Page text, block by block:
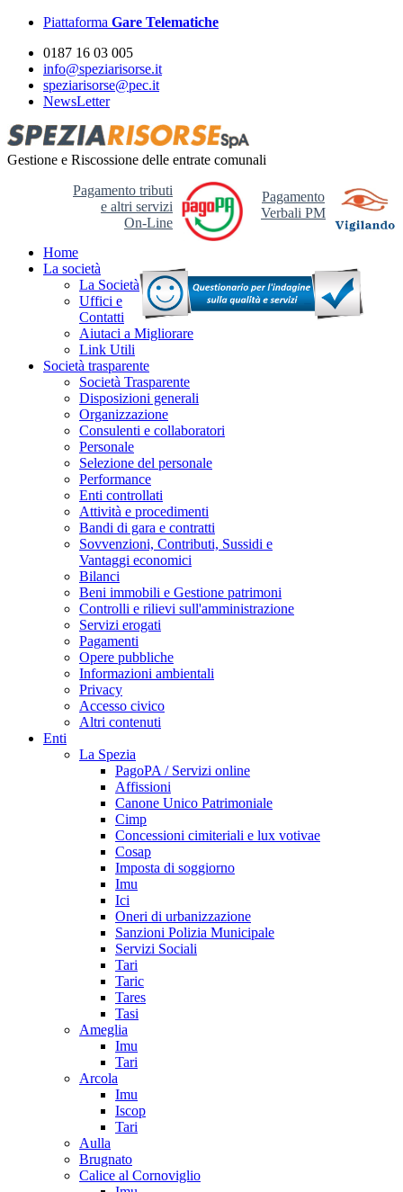
Piattaforma Gare Telematiche
0187 16 03 005
info@speziarisorse.it
speziarisorse@pec.it
NewsLetter
Gestione e Riscossione delle entrate comunali
Pagamento
Verbali PM
Pagamento tributi
e altri servizi
On-Line
Home
La società
La Società
Uffici e
Contatti
Aiutaci a Migliorare
Link Utili
Società trasparente
Società Trasparente
Disposizioni generali
Organizzazione
Consulenti e collaboratori
Personale
Selezione del personale
Performance
Enti controllati
Attività e procedimenti
Bandi di gara e contratti
Sovvenzioni, Contributi, Sussidi e
Vantaggi economici
Bilanci
Beni immobili e Gestione patrimoni
Controlli e rilievi sull'amministrazione
Servizi erogati
Pagamenti
Opere pubbliche
Informazioni ambientali
Privacy
Accesso civico
Altri contenuti
Enti
La Spezia
PagoPA / Servizi online
Affissioni
Canone Unico Patrimoniale
Cimp
Concessioni cimiteriali e lux votivae
Cosap
Imposta di soggiorno
Imu
Ici
Oneri di urbanizzazione
Sanzioni Polizia Municipale
Servizi Sociali
Tari
Taric
Tares
Tasi
Ameglia
Imu
Tari
Arcola
Imu
Iscop
Tari
Aulla
Brugnato
Calice al Cornoviglio